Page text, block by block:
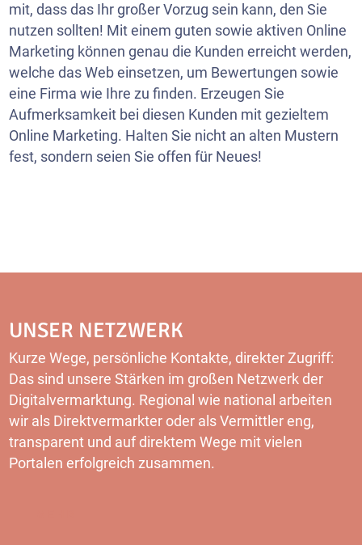
mit, dass das Ihr großer Vorzug sein kann, den Sie
nutzen sollten! Mit einem guten sowie aktiven Online
Marketing können genau die Kunden erreicht werden,
welche das Web einsetzen, um Bewertungen sowie
eine Firma wie Ihre zu finden. Erzeugen Sie
Aufmerksamkeit bei diesen Kunden mit gezieltem
Online Marketing. Halten Sie nicht an alten Mustern
fest, sondern seien Sie offen für Neues!
UNSER NETZWERK
Kurze Wege, persönliche Kontakte, direkter Zugriff:
Das sind unsere Stärken im großen Netzwerk der
Digitalvermarktung. Regional wie national arbeiten
wir als Direktvermarkter oder als Vermittler eng,
transparent und auf direktem Wege mit vielen
Portalen erfolgreich zusammen.